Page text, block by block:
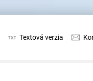
Textová verzia